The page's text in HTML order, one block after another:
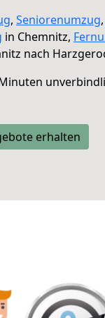
, Seniorenumzug,
in Chemnitz,
nach
erhalten